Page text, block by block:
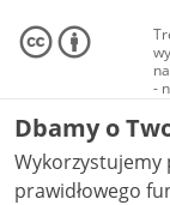
-
Dbamy o
Wykorzystujemy
prawidłowego